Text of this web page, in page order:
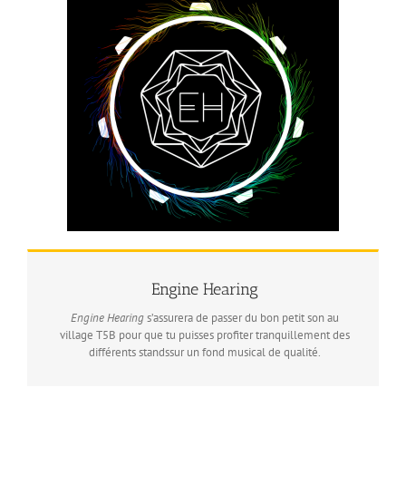
Engine Hearing
Engine Hearings’assurera de passer du bon petit son au
village T5B pour que tu puisses profiter tranquillement des
différents standssur un fond musical de qualité.